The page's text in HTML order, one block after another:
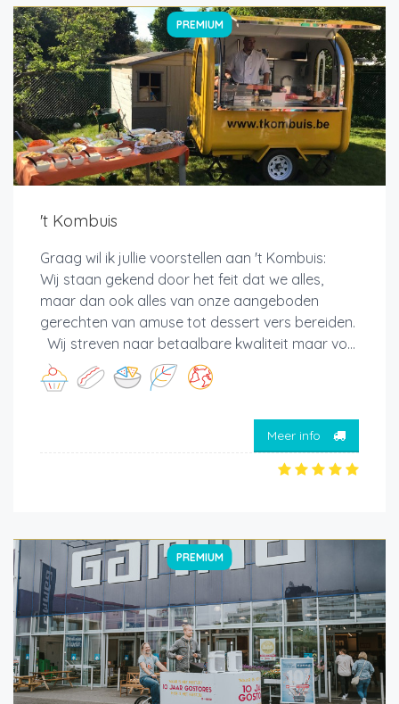
PREMIUM
't Kombuis
Graag wil ik jullie voorstellen aan 't Kombuis:
Wij staan gekend door het feit dat we alles,
maar dan ook alles van onze aangeboden
gerechten van amuse tot dessert vers bereiden.
Wij streven naar betaalbare kwaliteit maar vo...
Meer info
PREMIUM